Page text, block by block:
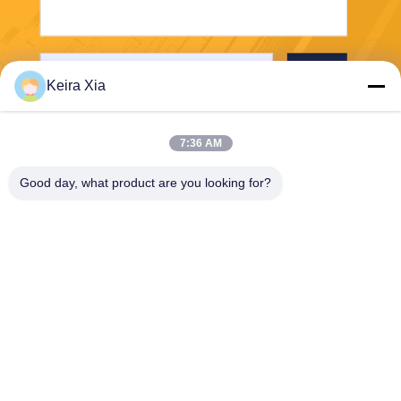
Keira Xia
7:36 AM
Good day, what product are you looking for?